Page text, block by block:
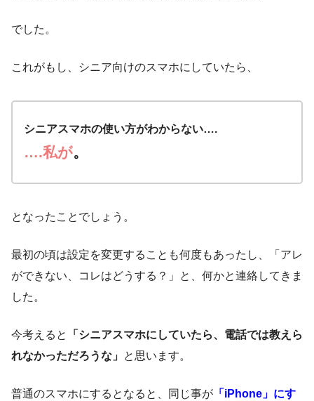
でした。
これがもし、シニア向けのスマホにしていたら、
シニアスマホの使い方がわからない….
….私が。
となったことでしょう。
最初の頃は設定を変更することも何度もあったし、「アレ
ができない、コレはどうする？」と、何かと連絡してきま
した。
今考えると
「シニアスマホにしていたら、電話では教えら
れなかっただろうな」 と思います。
普通のスマホにするとなると、同じ事が 「iPhone」にす